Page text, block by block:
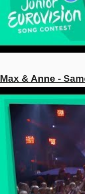
Max & Anne -